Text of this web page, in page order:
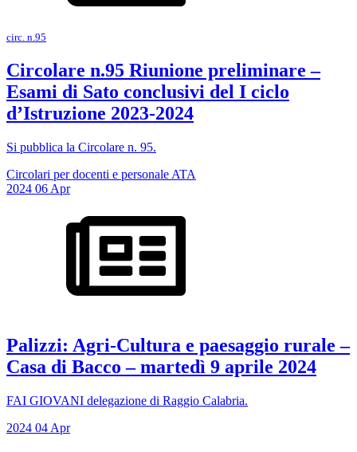
circ. n.95
Circolare n.95 Riunione preliminare –
Esami di Sato conclusivi del I ciclo
d’Istruzione 2023-2024
Si pubblica la Circolare n. 95.
Circolari per docenti e personale ATA
2024 06 Apr
Palizzi: Agri-Cultura e paesaggio rurale –
Casa di Bacco – martedì 9 aprile 2024
FAI GIOVANI delegazione di Raggio Calabria.
2024 04 Apr